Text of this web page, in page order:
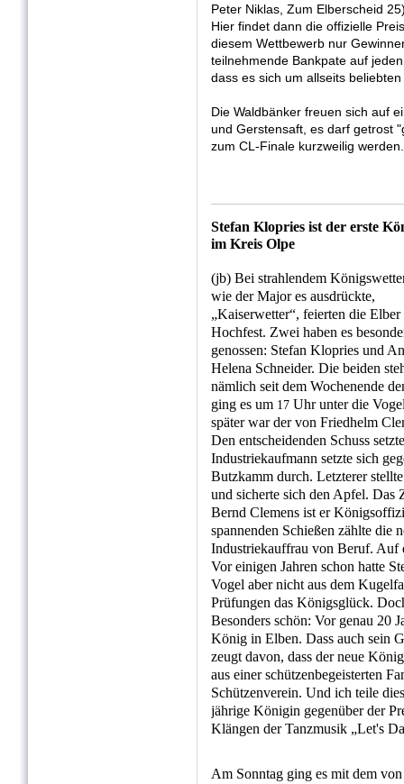
Peter Niklas, Zum Elberscheid
Hier findet dann die offizielle
diesem Wettbewerb nur
teilnehmende Bankpate auf
dass es sich um allseits
Die Waldbänker freuen sich auf
und Gerstensaft, es darf getrost
zum CL-Finale kurzweilig werden.
Stefan Klopries ist der erste
im Kreis Olpe
(jb) Bei strahlendem
wie der Major es ausdrückte,
„Kaiserwetter“, feierten die
Hochfest. Zwei haben es
genossen: Stefan Klopries und
Helena Schneider. Die beiden
nämlich seit dem Wochenende
ging es um 17 Uhr unter die
später war der von Friedhelm
Den entscheidenden Schuss
Industriekaufmann setzte sich
Butzkamm durch. Letzterer
und sicherte sich den Apfel. Das
Bernd Clemens ist er
spannenden Schießen zählte die
Industriekauffrau von Beruf. Auf
Vor einigen Jahren schon hatte
Vogel aber nicht aus dem
Prüfungen das Königsglück.
Besonders schön: Vor genau 20
König in Elben. Dass auch sein
zeugt davon, dass der neue
aus einer schützenbegeisterten
Schützenverein. Und ich teile
jährige Königin gegenüber der
Klängen der Tanzmusik „Let's
Am Sonntag ging es mit dem